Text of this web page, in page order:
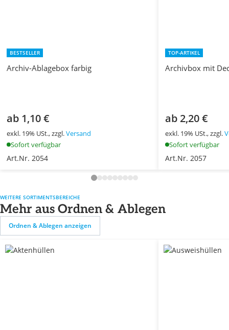
BESTSELLER
Archiv-Ablagebox farbig
ab 1,10 €
exkl. 19% USt., zzgl.Versand
Sofort verfügbar
Art.Nr. 2054
TOP-ARTIKEL
Archivbox mit
ab 2,20 €
exkl. 19% USt., zzgl.
Sofort verfügbar
Art.Nr. 2057
WEITERE SORTIMENTSBEREICHE
Mehr aus Ordnen & Ablegen
Ordnen & Ablegen anzeigen